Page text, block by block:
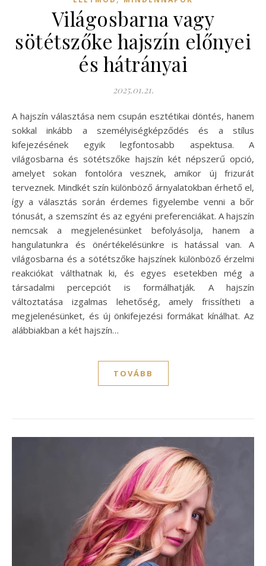
Világosbarna vagy
sötétszőke hajszín előnyei
és hátrányai
2025.01.21.
A hajszín választása nem csupán esztétikai döntés, hanem
sokkal inkább a személyiségképződés és a stílus
kifejezésének egyik legfontosabb aspektusa. A
világosbarna és sötétszőke hajszín két népszerű opció,
amelyet sokan fontolóra vesznek, amikor új frizurát
terveznek. Mindkét szín különböző árnyalatokban érhető el,
így a választás során érdemes figyelembe venni a bőr
tónusát, a szemszínt és az egyéni preferenciákat. A hajszín
nemcsak a megjelenésünket befolyásolja, hanem a
hangulatunkra és önértékelésünkre is hatással van. A
világosbarna és a sötétszőke hajszínek különböző érzelmi
reakciókat válthatnak ki, és egyes esetekben még a
társadalmi percepciót is formálhatják. A hajszín
változtatása izgalmas lehetőség, amely frissítheti a
megjelenésünket, és új önkifejezési formákat kínálhat. Az
alábbiakban a két hajszín…
TOVÁBB